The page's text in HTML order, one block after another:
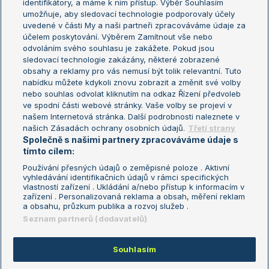
Sázkařský žebříček
Wimbledon
US Open
Turnaj mistrů
Turnaj mistryň
Aktualní trendy
Fotbalové přestupy
Livesport Daily
LS Prague Open
Podmínky užití
Nastavení soukromí
GDPR a žurnalistika
Reklama
Kontakt
Informace o zpracování osobních
údajů
Copyright © 2008-2026 TenisPortal.cz. Využíváme zpravodajství ČTK.
identifikátory, a máme k nim přístup. Výběr Souhlasím
umožňuje, aby sledovací technologie podporovaly účely
uvedené v části My a naši partneři zpracováváme údaje za
účelem poskytování. Výběrem Zamítnout vše nebo
odvoláním svého souhlasu je zakážete. Pokud jsou
sledovací technologie zakázány, některé zobrazené
obsahy a reklamy pro vás nemusí být tolik relevantní. Tuto
nabídku můžete kdykoli znovu zobrazit a změnit své volby
nebo souhlas odvolat kliknutím na odkaz Řízení předvoleb
ve spodní části webové stránky. Vaše volby se projeví v
našem Internetová stránka. Další podrobnosti naleznete v
našich Zásadách ochrany osobních údajů. Třetí strany
Společně s našimi partnery zpracováváme údaje s
tímto cílem:
Používání přesných údajů o zeměpisné poloze . Aktivní
vyhledávání identifikačních údajů v rámci specifických
vlastností zařízení . Ukládání a/nebo přístup k informacím v
zařízení . Personalizovaná reklama a obsah, měření reklam
a obsahu, průzkum publika a rozvoj služeb .
Seznam partnerů (dodavatelů)
Souhlasím